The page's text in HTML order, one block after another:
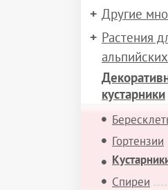
Другие
Растения
кустарники
Гортензии
Спиреи